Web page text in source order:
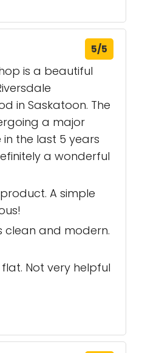
5/5
is a beautiful
in Saskatoon. The
a major
in the last 5 years
a wonderful
A simple
clean and modern.
Not very helpful